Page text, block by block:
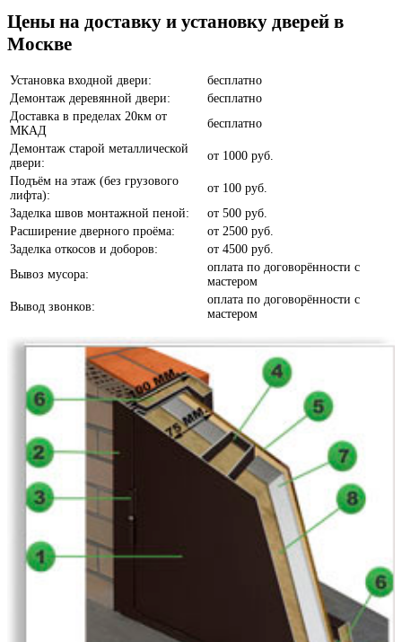
Белое дерево
Белый шелк
Бетон темный
Цены на доставку и установку дверей в
Москве
Установка входной двери:
бесплатно
Демонтаж деревянной двери:
бесплатно
Доставка в пределах 20км от
МКАД
бесплатно
Демонтаж старой металлической
двери:
от 1000 руб.
Подъём на этаж (без грузового
лифта):
от 100 руб.
Заделка швов монтажной пеной:
от 500 руб.
Расширение дверного проёма:
от 2500 руб.
Заделка откосов и доборов:
от 4500 руб.
Вывоз мусора:
оплата по договорённости с
мастером
Вывод звонков:
оплата по договорённости с
мастером